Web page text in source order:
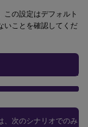
この設定はデフォルト
いことを確認してくだ
次のシナリオでのみ